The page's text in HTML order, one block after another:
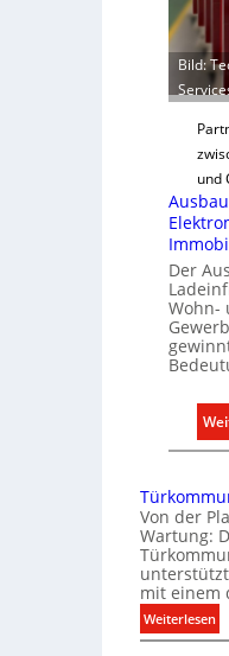
Bild:
und
Der
Wohn-
Von der
Wartung:
mit einem
Weiterlesen:
T